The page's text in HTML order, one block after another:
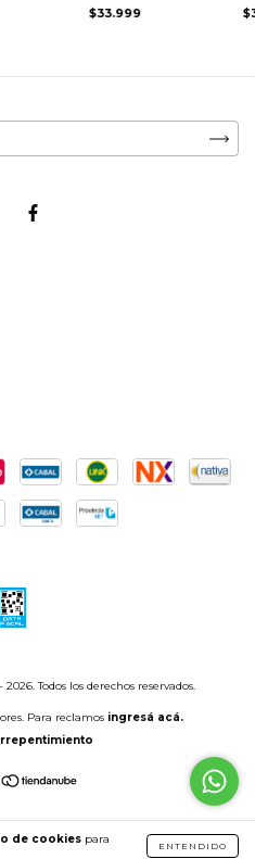
de cookies para
ENTENDIDO
$33.999
Todos los derechos reservados.
Para reclamos ingresá acá.